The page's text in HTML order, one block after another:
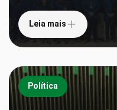
Leia mais
Política